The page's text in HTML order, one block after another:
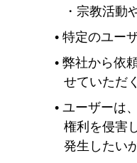
・宗教活動
特定のユー
弊社から依
せていただ
ユーザーは
権利を侵害
発生したい